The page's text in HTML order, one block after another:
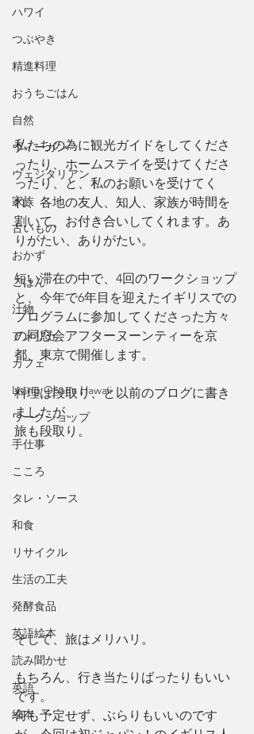
ハワイ
つぶやき
精進料理
おうちごはん
自然
ヴィーガン
ヴェジタリアン
家族
古いもの
おかず
ごはん
汁物
アメリカ
カフェ
Living Ohana Hawaii
ワークショップ
手仕事
こころ
タレ・ソース
和食
リサイクル
生活の工夫
発酵食品
英語絵本
読み聞かせ
英語
絵本
私たちの為に観光ガイドをしてくださ
ったり、ホームステイを受けてくださ
ったり、と、私のお願いを受けてく
れ、各地の友人、知人、家族が時間を
割いて、お付き合いしてくれます。あ
りがたい、ありがたい。
短い滞在の中で、4回のワークショップ
と、今年で6年目を迎えたイギリスでの
プログラムに参加してくださった方々
の同窓会アフターヌーンティーを京
都、東京で開催します。
料理は段取り、と以前のブログに書き
ましたが、
旅も段取り。
そして、旅はメリハリ。
もちろん、行き当たりばったりもいい
です。
何も予定せず、ぶらりもいいのです